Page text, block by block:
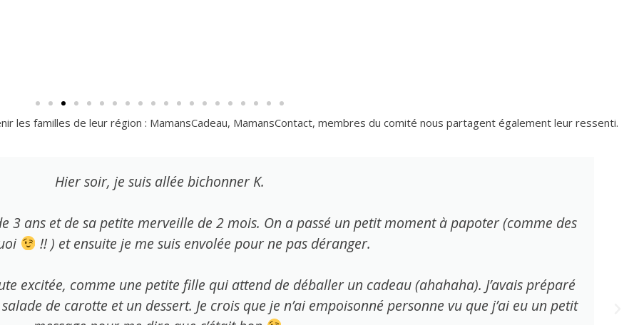
les familles de leur région : MamansCadeau, MamansContact, membres du comité nous partagent également leur ressenti.
Hier soir, je suis allée bichonner K.
3 ans et de sa petite merveille de 2 mois. On a passé un petit moment à papoter (comme des
!! ) et ensuite je me suis envolée pour ne pas déranger.
excitée, comme une petite fille qui attend de déballer un cadeau (ahahaha). J’avais préparé
de carotte et un dessert. Je crois que je n’ai empoisonné personne vu que j’ai eu un petit